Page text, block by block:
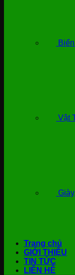
Vật
Trang chủ
GIỚI THIỆU
TIN TỨC
LIÊN HỆ